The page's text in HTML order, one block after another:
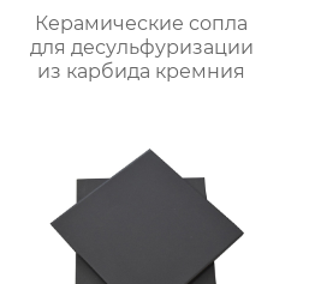
Керамические сопла
для десульфуризации
из карбида кремния